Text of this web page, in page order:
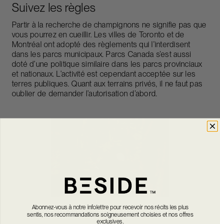
Suivez les règles
Partir à la recherche de champignons ne signifie pas que
vous pourrez en cueillir. Les villes de Toronto et de
Montréal ont adopté des règlements qui l’interdisent
dans les parcs municipaux. Parcs Canada s’est aussi
doté d’une politique similaire dans les parcs provinciaux
et nationaux. L’activité est cependant acceptée sur les
terres publiques. Quant aux terrains privés, il ne faut pas
oublier de demander l’autorisation d’abord.
Abonnez-vous à notre infolettre pour recevoir nos récits les plus
sentis, nos recommandations soigneusement choisies et nos offres
exclusives.